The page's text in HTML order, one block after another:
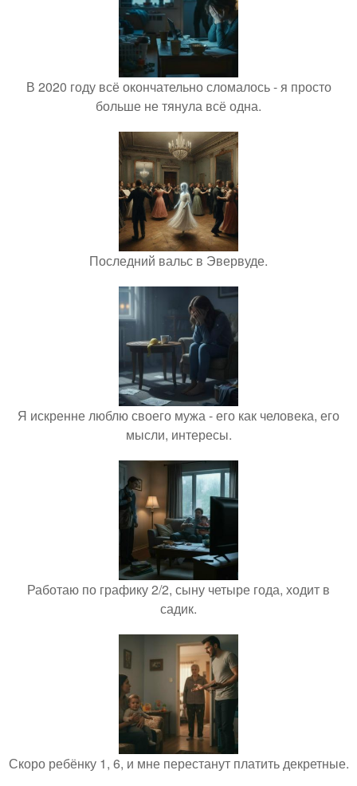
В 2020 году всё окончательно сломалось - я просто
больше не тянула всё одна.
Последний вальс в Эвервуде.
Я искренне люблю своего мужа - его как человека, его
мысли, интересы.
Работаю по графику 2/2, сыну четыре года, ходит в
садик.
Скоро ребёнку 1, 6, и мне перестанут платить декретные.